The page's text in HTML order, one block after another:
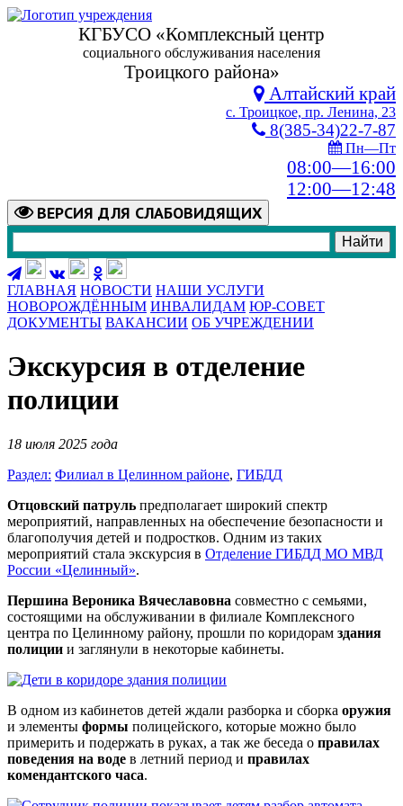
КГБУСО «Комплексный центр
социального обслуживания населения
Троицкого района»
Алтайский край
с. Троицкое, пр. Ленина, 23
8(385-34)22-7-87
Пн—Пт
08:00—16:00
12:00—12:48
ВЕРСИЯ ДЛЯ СЛАБОВИДЯЩИХ
ГЛАВНАЯ НОВОСТИ НАШИ УСЛУГИ
НОВОРОЖДЁННЫМ ИНВАЛИДАМ ЮР-СОВЕТ
ДОКУМЕНТЫ ВАКАНСИИ ОБ УЧРЕЖДЕНИИ
Экскурсия в отделение
полиции
18 июля 2025 года
Раздел: Филиал в Целинном районе, ГИБДД
Отцовский патруль предполагает широкий спектр
мероприятий, направленных на обеспечение безопасности и
благополучия детей и подростков. Одним из таких
мероприятий стала экскурсия в Отделение ГИБДД МО МВД
России «Целинный».
Першина Вероника Вячеславовна совместно с семьями,
состоящими на обслуживании в филиале Комплексного
центра по Целинному району, прошли по коридорам здания
полиции и заглянули в некоторые кабинеты.
В одном из кабинетов детей ждали разборка и сборка оружия
и элементы формы полицейского, которые можно было
примерить и подержать в руках, а так же беседа о правилах
поведения на воде в летний период и правилах
комендантского часа.